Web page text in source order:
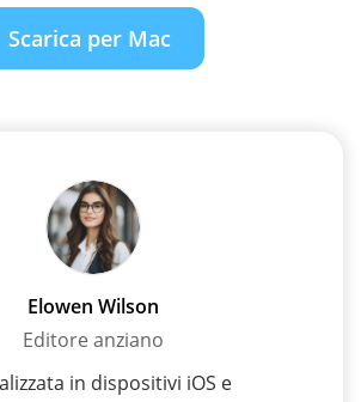
Scarica per Mac
Elowen Wilson
Editore anziano
in dispositivi iOS e